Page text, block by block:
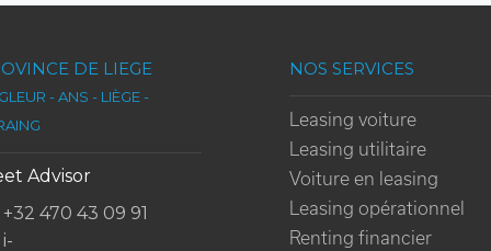
DE LIEGE
- ANS - LIÈGE -
Advisor
+32 470 43 09 91
i-
NOS SERVICES
Leasing voiture
Leasing utilitaire
Voiture en leasing
Leasing opérationnel
Renting financier